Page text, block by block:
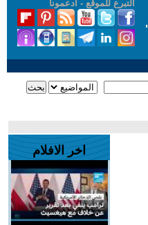
التبرع للموقع - ادعمونا
اخر الافلام